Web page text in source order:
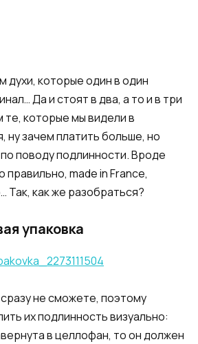
духи, которые один в один
Да и стоят в два, а то и в три
те, которые мы видели в
ну зачем платить больше, но
поводу подлинности. Вроде
правильно, made in France,
Так, как же разобраться?
упаковка
не сможете, поэтому
их подлинность визуально:
в целлофан, то он должен